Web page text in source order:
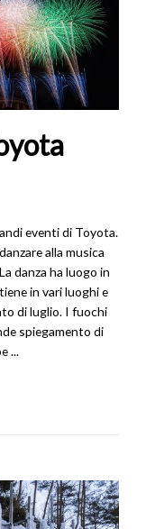
eventi di Toyota.
alla musica
danza ha luogo in
in vari luoghi e
di luglio. I fuochi
spiegamento di
...